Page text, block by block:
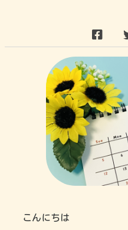
こんにちは